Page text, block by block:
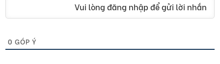
Vui lòng đăng nhập để gửi lời nhắn
0 GÓP Ý